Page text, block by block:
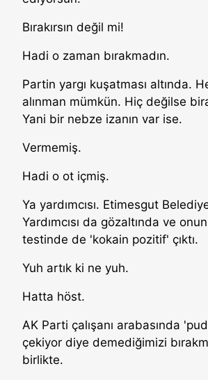
Bırakırsın değil mi!
Hadi o zaman bırakmadın.
Partin yargı kuşatması altında.
alınman mümkün. Hiç değilse
Yani bir nebze izanın var ise.
Vermemiş.
Hadi o ot içmiş.
Ya yardımcısı. Etimesgut
Yardımcısı da gözaltında ve
testinde de 'kokain pozitif' çıktı.
Yuh artık ki ne yuh.
Hatta höst.
AK Parti çalışanı arabasında
çekiyor diye demediğimizi
birlikte.